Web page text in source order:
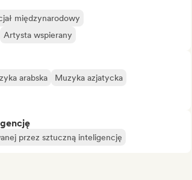
międzynarodowy
Artysta wspierany
arabska
Muzyka azjatycka
przez sztuczną inteligencję